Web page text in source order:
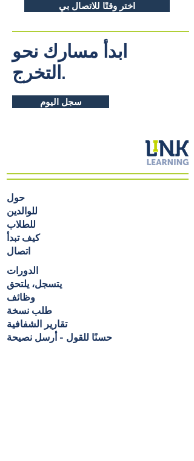
اختر وقتًا للاتصال بي
ابدأ مسارك نحو
التخرج.
سجل اليوم
حول
للوالدين
للطلاب
كيف تبدأ
اتصال
الدورات
يتسجل، يلتحق
وظائف
طلب نسخة
تقارير الشفافية
حسنًا للقول - أرسل نصيحة